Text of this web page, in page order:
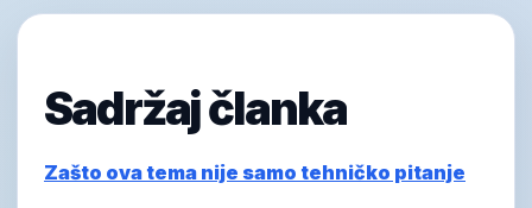
Sadržaj članka
Zašto ova tema nije samo tehničko pitanje